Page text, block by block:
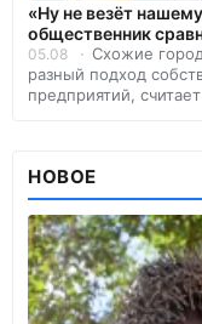
«Ну не везёт
общественник
05.08
Схожие
разный подход
предприятий,
НОВОЕ